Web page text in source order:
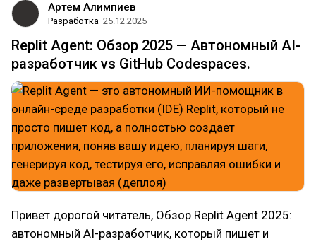
Артем Алимпиев
Разработка 25.12.2025
Replit Agent: Обзор 2025 — Автономный AI-
разработчик vs GitHub Codespaces.
Привет дорогой читатель, Обзор Replit Agent 2025:
автономный AI-разработчик, который пишет и